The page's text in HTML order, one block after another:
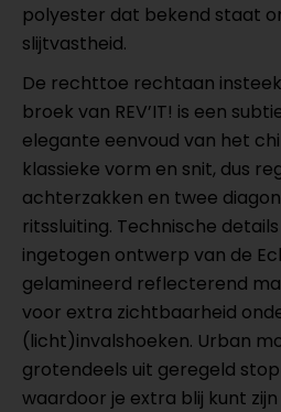
polyester dat bekend staat
slijtvastheid.
De rechttoe rechtaan
broek van REV’IT! is een
elegante eenvoud van het
klassieke vorm en snit, dus
achterzakken en twee
ritssluiting. Technische
ingetogen ontwerp van de
gelamineerd reflecterend
voor extra zichtbaarheid
(licht)invalshoeken. Urban
grotendeels uit geregeld
waardoor je extra blij kunt